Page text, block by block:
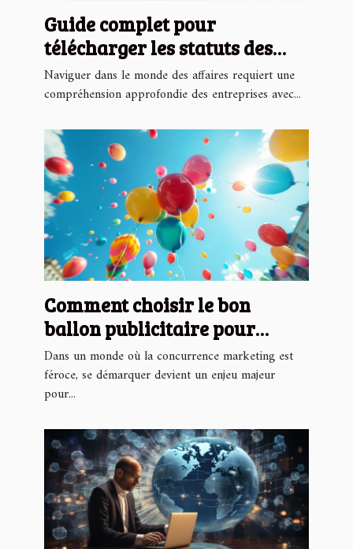
Guide complet pour
télécharger les statuts des
entreprises en ligne
Naviguer dans le monde des affaires requiert une
compréhension approfondie des entreprises avec...
Comment choisir le bon
ballon publicitaire pour
maximiser votre visibilité
Dans un monde où la concurrence marketing est
féroce, se démarquer devient un enjeu majeur
pour...